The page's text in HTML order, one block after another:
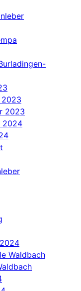
2023
2023
2024
Waldbach